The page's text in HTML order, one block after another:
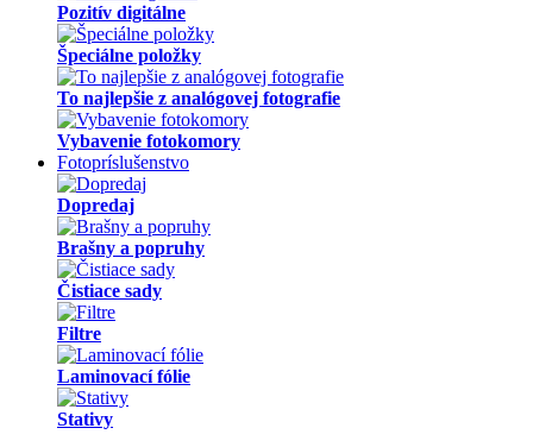
Pozitív digitálne
Špeciálne položky
To najlepšie z analógovej fotografie
Vybavenie fotokomory
Fotopríslušenstvo
Dopredaj
Brašny a popruhy
Čistiace sady
Filtre
Laminovací fólie
Stativy